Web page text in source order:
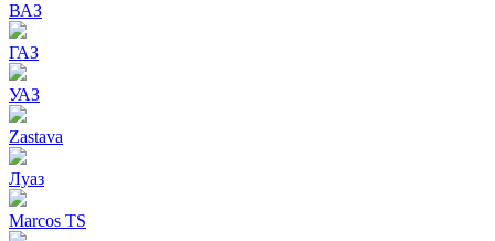
ВАЗ
ГАЗ
УАЗ
Zastava
Луаз
Marcos TS